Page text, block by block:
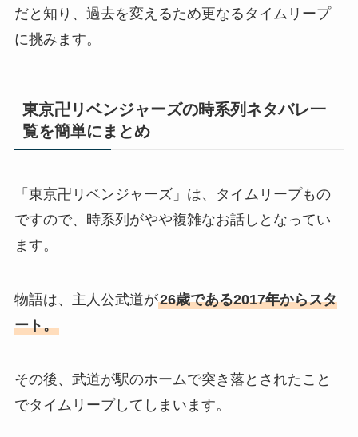
だと知り、過去を変えるため更なるタイムリープ
に挑みます。
東京卍リベンジャーズの時系列ネタバレ一
覧を簡単にまとめ
「東京卍リベンジャーズ」は、タイムリープもの
ですので、時系列がやや複雑なお話しとなってい
ます。
物語は、主人公武道が26歳である2017年からスタ
ート。
その後、武道が駅のホームで突き落とされたこと
でタイムリープしてしまいます。